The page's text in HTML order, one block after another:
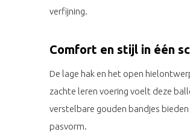
verfijning.
Comfort en stijl in één
De lage hak en het open
zachte leren voering voelt deze
verstelbare gouden bandjes
pasvorm.